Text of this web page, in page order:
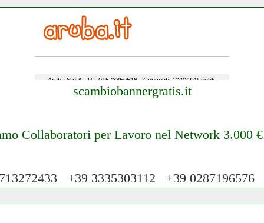
scambiobannergratis.it
Collaboratori per Lavoro nel Network 3.000
3.000 € Mese
+39 3335303112 +39